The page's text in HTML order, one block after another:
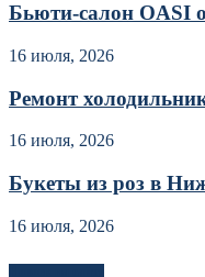
Бьюти-салон OASI
16 июля, 2026
Ремонт
16 июля, 2026
Букеты из роз в
16 июля, 2026